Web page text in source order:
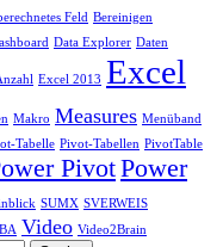
Feld Bereinigen
Data Explorer Daten
Excel 2013 Excel
Makro Measures Menüband
Tabelle Pivot-Tabellen PivotTable
PivotPower
SUMX SVERWEIS
Video Video2Brain